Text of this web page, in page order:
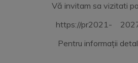
Vă invitam sa vizitati
https://
Pentru informații